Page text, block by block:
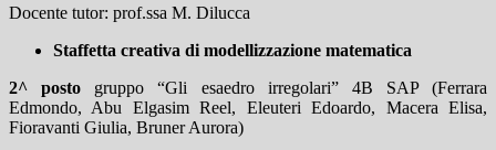
Docente tutor: prof.ssa M. Dilucca
Staffetta creativa di modellizzazione matematica
2^ posto gruppo “Gli esaedro irregolari” 4B SAP (Ferrara
Edmondo, Abu Elgasim Reel, Eleuteri Edoardo, Macera Elisa,
Fioravanti Giulia, Bruner Aurora)